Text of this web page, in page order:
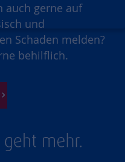
auch gerne auf
und
Schaden melden?
behilflich.